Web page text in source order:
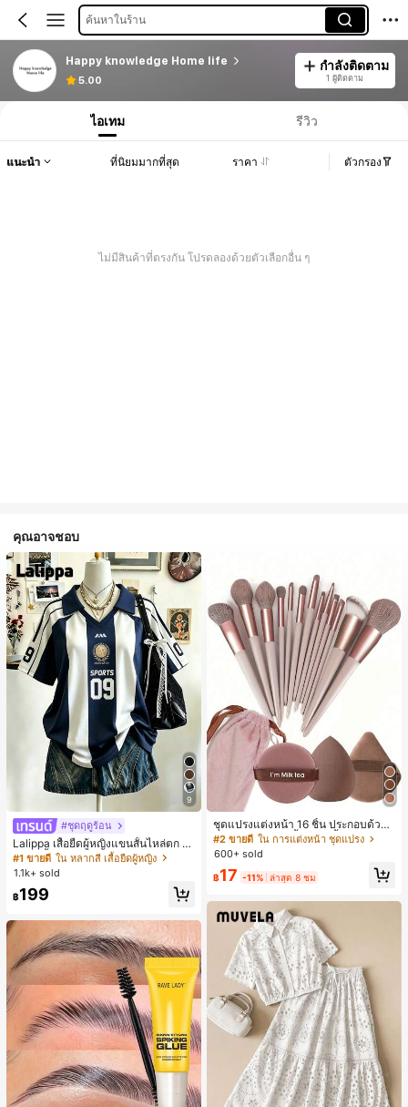
ค้นหาในร้าน
Happy knowledge Home life
5.00
กำลังติดตาม
1 ผู้ติดตาม
ไอเทม รีวิว
แนะนำ ที่นิยมมากที่สุด ราคา ตัวกรอง
ไม่มีสินค้าที่ตรงกัน โปรดลองด้วยตัวเลือกอื่น ๆ
คุณอาจชอบ
9
#ชุดฤดูร้อน
Lalippa เสื้อยืดผู้หญิงแขนสั้นไหล่ตก ค
อวีปกเสื้อ ลายพิมพ์ดิจิทัลลายทาง สไตล์
สปอร์ตแฟชั่นมินิมอล ของขวัญสำหรับเ
พื่อน
#1 ขายดี ใน หลากสี เสื้อยืดผู้หญิง
1.1k+ sold
฿199
ชุดแปรงแต่งหน้า 16 ชิ้น ประกอบด้วยแ
ปรงแต่งหน้า 13 ชิ้น, ฟองน้ำแต่งหน้ารู
ปหยดน้ำ 1 ชิ้น, แปรงแป้งรองพื้นกลม 1
1 ชิ้น - ชุดคลาสสิก ทำจากขนสังเคราะ
หญิงและเด็กผู้หญิง เหมาะสำหรับฤดูใบ
ไม้ร่วงและฤดูหนาว
#2 ขายดี ใน การแต่งหน้า ชุดแปรง
600+ sold
฿17 -11% ล่าสุด 8 ชม